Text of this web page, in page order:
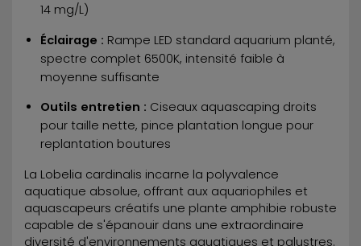
14 mg/L)
Éclairage : Rampe LED standard aquarium planté,
spectre complet 6500K, intensité faible à
moyenne suffisante
Outils entretien : Ciseaux aquascaping droits
pour taille nette, pince plantation longue pour
replantation boutures
La Lobelia cardinalis incarne la polyvalence
aquatique absolue, offrant aux aquariophiles et
aquascapeurs créatifs une plante amphibie robuste
capable de s'épanouir dans une extraordinaire
diversité d'environnements aquatiques et palustres.